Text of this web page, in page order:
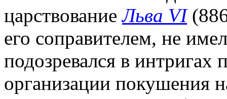
царствованиеЛьва VI
его соправителем, не
подозревался в интригах
организации покушения